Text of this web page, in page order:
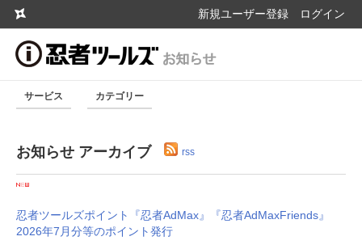
新規ユーザー登録 ログイン
サービス カテゴリー
お知らせ アーカイブ rss
忍者ツールズポイント『忍者AdMax』『忍者AdMaxFriends』
2026年7月分等のポイント発行